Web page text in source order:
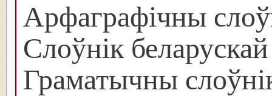
Арфаграфічны
Слоўнік
Граматычны